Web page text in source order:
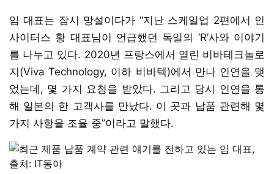
임 대표는 잠시 망설이다가 “지난 스케일업 2편에서 인
사이터스 황 대표님이 언급했던 독일의 ‘R’사와 이야기
를 나누고 있다. 2020년 프랑스에서 열린 비바테크놀로
지(Viva Technology, 이하 비바텍)에서 만나 인연을 맺
었는데, 몇 가지 요청을 받았다. 그리고 당시 인연을 통
해 일본의 한 고객사를 만났다. 이 곳과 납품 관련해 몇
가지 사항을 조율 중”이라고 말했다.